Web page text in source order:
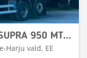
Volvo FM410 6x2*4 CARRIER SUPRA 950 MT / 2 ZONE FRIDGE
Harju vald, EE